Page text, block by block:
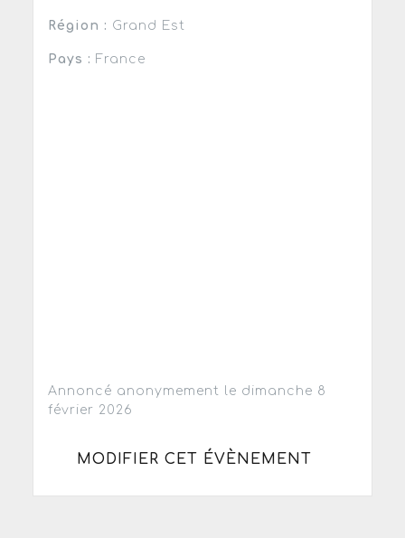
Région : Grand Est
Pays : France
Annoncé anonymement le dimanche 8
février 2026
MODIFIER CET ÉVÈNEMENT